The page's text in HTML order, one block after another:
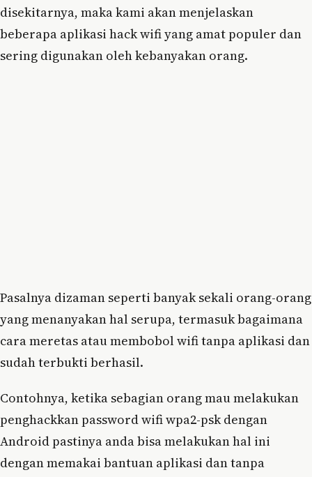
disekitarnya, maka kami akan menjelaskan
beberapa aplikasi hack wifi yang amat populer dan
sering digunakan oleh kebanyakan orang.
Pasalnya dizaman seperti banyak sekali orang-orang
yang menanyakan hal serupa, termasuk bagaimana
cara meretas atau membobol wifi tanpa aplikasi dan
sudah terbukti berhasil.
Contohnya, ketika sebagian orang mau melakukan
penghackkan password wifi wpa2-psk dengan
Android pastinya anda bisa melakukan hal ini
dengan memakai bantuan aplikasi dan tanpa